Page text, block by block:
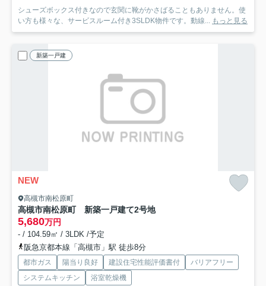
シューズボックス付きなので玄関に靴がかさばることもありません。使
い方も様々な、サービスルーム付き3SLDK物件です。動線... もっと見る
新築一戸建
NEW
高槻市南松原町
高槻市南松原町 新築一戸建て2号地
5,680万円
- / 104.59㎡ / 3LDK /予定
阪急京都本線「高槻市」駅 徒歩8分
都市ガス 陽当り良好 建設住宅性能評価書付
バリアフリー
システムキッチン
浴室乾燥機